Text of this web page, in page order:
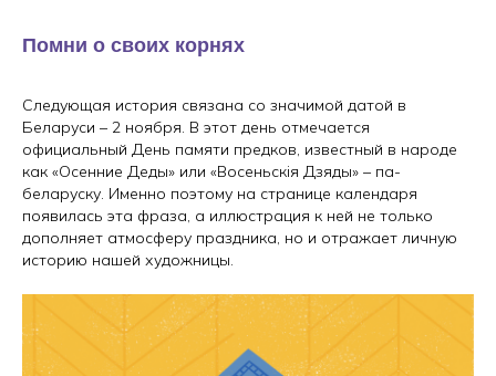
Помни о своих корнях
Следующая история связана со значимой датой в
Беларуси – 2 ноября. В этот день отмечается
официальный День памяти предков, известный в народе
как «Осенние Деды» или «Восеньскiя Дзяды» – па-
беларуску. Именно поэтому на странице календаря
появилась эта фраза, а иллюстрация к ней не только
дополняет атмосферу праздника, но и отражает личную
историю нашей художницы.